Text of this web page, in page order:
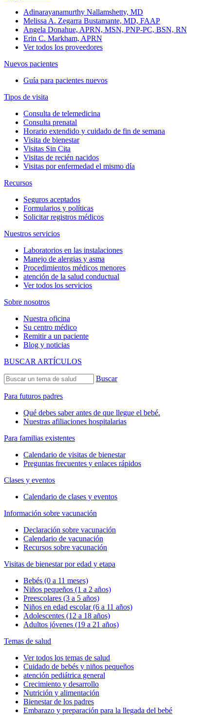
Adinarayanamurthy Nallamshetty, MD
Melissa A. Zegarra Bustamante, MD, FAAP
Angela Donahue, APRN, MSN, PNP-PC, BSN, RN
Erin C. Markham, APRN
Ver todos los proveedores
Nuevos pacientes
Guía para pacientes nuevos
Tipos de visita
Consulta de telemedicina
Consulta prenatal
Horario extendido y cuidado de fin de semana
Visita de bienestar
Visitas Sin Cita
Visitas de recién nacidos
Visitas por enfermedad el mismo día
Recursos
Seguros aceptados
Formularios y políticas
Solicitar registros médicos
Nuestros servicios
Laboratorios en las instalaciones
Manejo de alergias y asma
Procedimientos médicos menores
atención de la salud conductual
Ver todos los servicios
Sobre nosotros
Nuestra oficina
Su centro médico
Remitir a un paciente
Blog y noticias
BUSCAR ARTÍCULOS
Buscar
Para futuros padres
Qué debes saber antes de que llegue el bebé.
Nuestras afiliaciones hospitalarias
Para familias existentes
Calendario de visitas de bienestar
Preguntas frecuentes y enlaces rápidos
Clases y eventos
Calendario de clases y eventos
Información sobre vacunación
Declaración sobre vacunación
Calendario de vacunación
Recursos sobre vacunación
Visitas de bienestar por edad y etapa
Bebés (0 a 11 meses)
Niños pequeños (1 a 2 años)
Preescolares (3 a 5 años)
Niños en edad escolar (6 a 11 años)
Adolescentes (12 a 18 años)
Adultos jóvenes (19 a 21 años)
Temas de salud
Ver todos los temas de salud
Cuidado de bebés y niños pequeños
atención pediátrica general
Crecimiento y desarrollo
Nutrición y alimentación
Bienestar de los padres
Embarazo y preparación para la llegada del bebé